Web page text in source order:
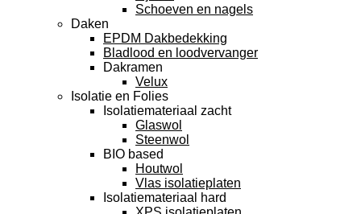
Schoeven en nagels
Daken
EPDM Dakbedekking
Bladlood en loodvervanger
Dakramen
Velux
Isolatie en Folies
Isolatiemateriaal zacht
Glaswol
Steenwol
BIO based
Houtwol
Vlas isolatieplaten
Isolatiemateriaal hard